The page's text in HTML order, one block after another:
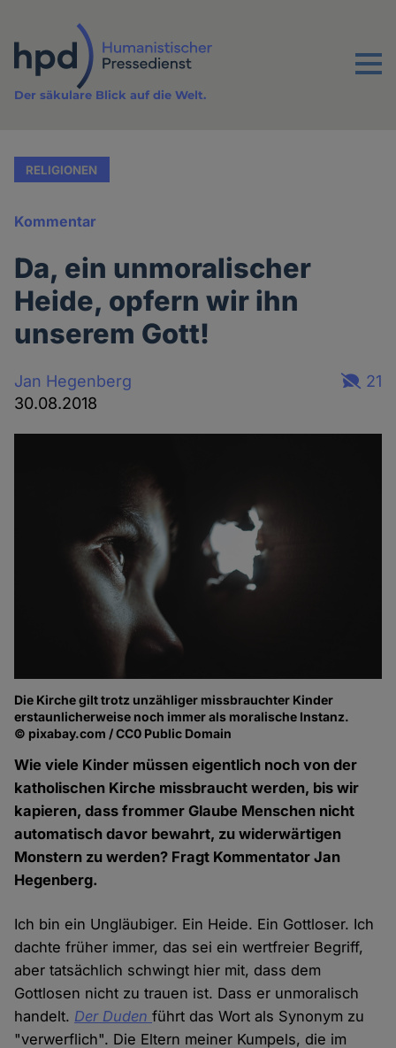
Inhalt
Menu
Der säkulare Blick auf die Welt.
RELIGIONEN
Kommentar
Da, ein unmoralischer
Heide, opfern wir ihn
unserem Gott!
Jan Hegenberg
30.08.2018
21
Die Kirche gilt trotz unzähliger missbrauchter Kinder
erstaunlicherweise noch immer als moralische Instanz.
© pixabay.com / CC0 Public Domain
Wie viele Kinder müssen eigentlich noch von der
katholischen Kirche missbraucht werden, bis wir
kapieren, dass frommer Glaube Menschen nicht
automatisch davor bewahrt, zu widerwärtigen
Monstern zu werden? Fragt Kommentator Jan
Hegenberg.
Ich bin ein Ungläubiger. Ein Heide. Ein Gottloser. Ich
dachte früher immer, das sei ein wertfreier Begriff,
aber tatsächlich schwingt hier mit, dass dem
Gottlosen nicht zu trauen ist. Dass er unmoralisch
handelt. Der Dudenführt das Wort als Synonym zu
"verwerflich". Die Eltern meiner Kumpels, die im